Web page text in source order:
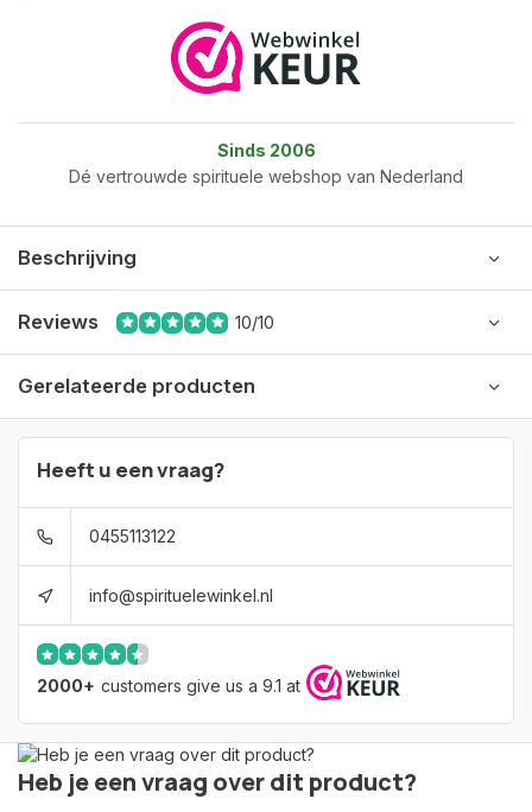
Sinds 2006
Dé vertrouwde spirituele webshop van Nederland
Beschrijving
Reviews 10/10
Gerelateerde producten
Heeft u een vraag?
0455113122
info@spirituelewinkel.nl
2000+ customers give us a 9.1 at
Heb je een vraag over dit product?